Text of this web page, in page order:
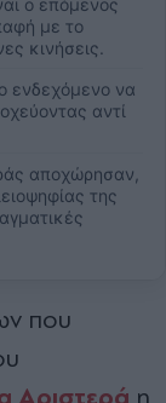
με το
κινήσεις.
ενδεχόμενο να
αντί
αποχώρησαν,
της
που
η